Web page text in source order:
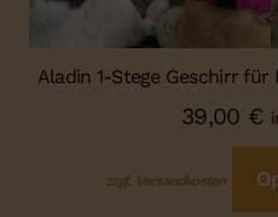
Aladin 1-Stege Geschirr
39,00 €
zzgl. Versandkosten